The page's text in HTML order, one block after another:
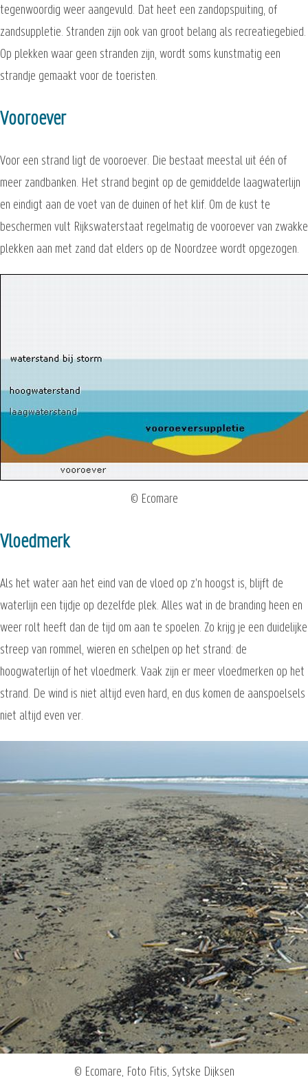
tegenwoordig weer aangevuld. Dat heet een zandopspuiting, of
zandsuppletie. Stranden zijn ook van groot belang als recreatiegebied.
Op plekken waar geen stranden zijn, wordt soms kunstmatig een
strandje gemaakt voor de toeristen.
Vooroever
Voor een strand ligt de vooroever. Die bestaat meestal uit één of
meer zandbanken. Het strand begint op de gemiddelde laagwaterlijn
en eindigt aan de voet van de duinen of het klif. Om de kust te
beschermen vult Rijkswaterstaat regelmatig de vooroever van zwakke
plekken aan met zand dat elders op de Noordzee wordt opgezogen.
© Ecomare
Vloedmerk
Als het water aan het eind van de vloed op z'n hoogst is, blijft de
waterlijn een tijdje op dezelfde plek. Alles wat in de branding heen en
weer rolt heeft dan de tijd om aan te spoelen. Zo krijg je een duidelijke
streep van rommel, wieren en schelpen op het strand: de
hoogwaterlijn of het vloedmerk. Vaak zijn er meer vloedmerken op het
strand. De wind is niet altijd even hard, en dus komen de aanspoelsels
niet altijd even ver.
© Ecomare, Foto Fitis, Sytske Dijksen